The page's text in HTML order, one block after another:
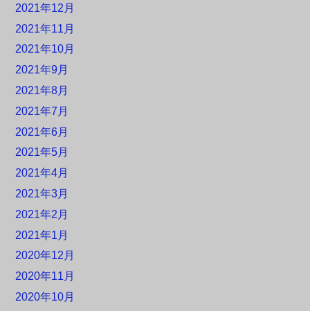
2021年12月
2021年11月
2021年10月
2021年9月
2021年8月
2021年7月
2021年6月
2021年5月
2021年4月
2021年3月
2021年2月
2021年1月
2020年12月
2020年11月
2020年10月